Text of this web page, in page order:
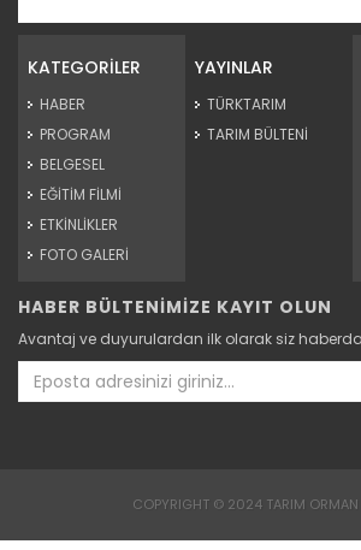
KATEGORİLER
HABER
PROGRAM
BELGESEL
EĞİTİM FİLMİ
ETKİNLİKLER
FOTO GALERİ
YAYINLAR
TÜRKTARIM
TARIM BÜLTENİ
HABER BÜLTENİMİZE KAYIT OLUN
Avantaj ve duyurulardan ilk olarak siz
COPYRIGHT © 2024 TARIM ORMAN